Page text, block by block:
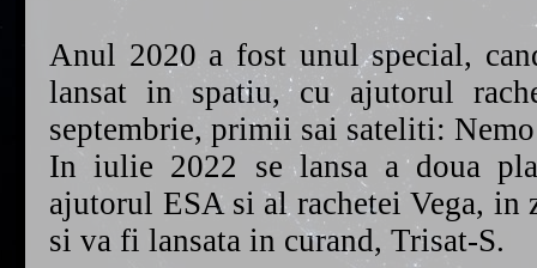
Anul 2020 a fost unul special,
lansat in spatiu, cu ajutorul
septembrie, primii sai sateliti:
In iulie 2022 se lansa a doua
ajutorul ESA si al rachetei Vega,
si va fi lansata in curand, Trisat-S.